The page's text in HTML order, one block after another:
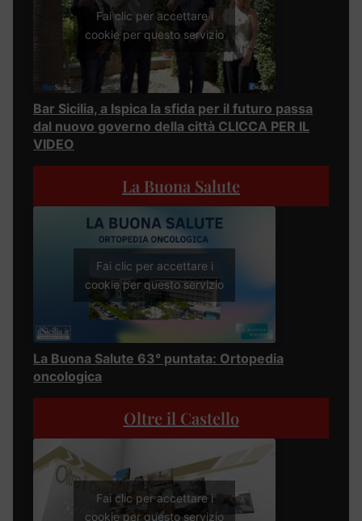
Fai clic per accettare i
cookie per questo servizio
Bar Sicilia, a Ispica la sfida per il futuro passa
dal nuovo governo della città CLICCA PER IL
VIDEO
La Buona Salute
Fai clic per accettare i
cookie per questo servizio
La Buona Salute 63° puntata: Ortopedia
oncologica
Oltre il Castello
Fai clic per accettare i
cookie per questo servizio